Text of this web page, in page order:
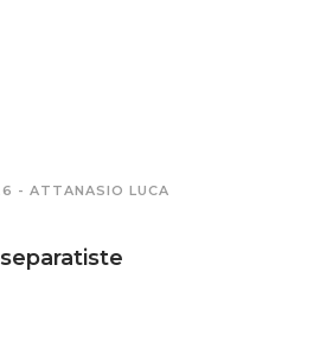
- ATTANASIO LUCA